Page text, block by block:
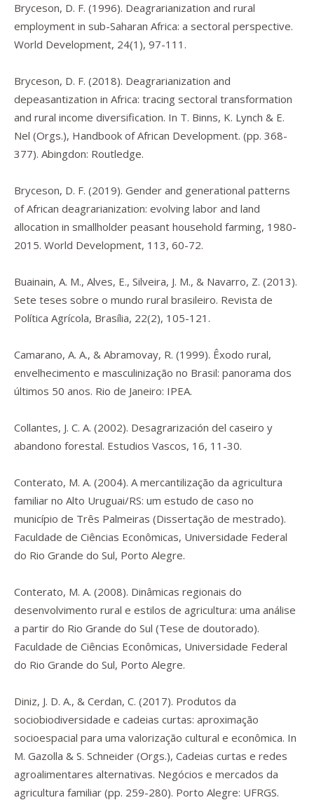
Bryceson, D. F. (1996). Deagrarianization and rural
employment in sub-Saharan Africa: a sectoral perspective.
World Development, 24(1), 97-111.
Bryceson, D. F. (2018). Deagrarianization and
depeasantization in Africa: tracing sectoral transformation
and rural income diversification. In T. Binns, K. Lynch & E.
Nel (Orgs.), Handbook of African Development. (pp. 368-
377). Abingdon: Routledge.
Bryceson, D. F. (2019). Gender and generational patterns
of African deagrarianization: evolving labor and land
allocation in smallholder peasant household farming, 1980-
2015. World Development, 113, 60-72.
Buainain, A. M., Alves, E., Silveira, J. M., & Navarro, Z. (2013).
Sete teses sobre o mundo rural brasileiro. Revista de
Política Agrícola, Brasília, 22(2), 105-121.
Camarano, A. A., & Abramovay, R. (1999). Êxodo rural,
envelhecimento e masculinização no Brasil: panorama dos
últimos 50 anos. Rio de Janeiro: IPEA.
Collantes, J. C. A. (2002). Desagrarización del caseiro y
abandono forestal. Estudios Vascos, 16, 11-30.
Conterato, M. A. (2004). A mercantilização da agricultura
familiar no Alto Uruguai/RS: um estudo de caso no
município de Três Palmeiras (Dissertação de mestrado).
Faculdade de Ciências Econômicas, Universidade Federal
do Rio Grande do Sul, Porto Alegre.
Conterato, M. A. (2008). Dinâmicas regionais do
desenvolvimento rural e estilos de agricultura: uma análise
a partir do Rio Grande do Sul (Tese de doutorado).
Faculdade de Ciências Econômicas, Universidade Federal
do Rio Grande do Sul, Porto Alegre.
Diniz, J. D. A., & Cerdan, C. (2017). Produtos da
sociobiodiversidade e cadeias curtas: aproximação
socioespacial para uma valorização cultural e econômica. In
M. Gazolla & S. Schneider (Orgs.), Cadeias curtas e redes
agroalimentares alternativas. Negócios e mercados da
agricultura familiar (pp. 259-280). Porto Alegre: UFRGS.